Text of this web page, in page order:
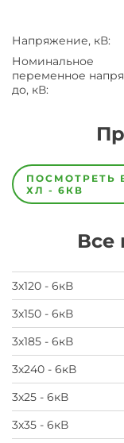
Напряжение, кВ:
Номинальное
переменное
до, кВ:
Завод Завод-
изготовитель
предпочел
на
завод
ПОСМОТРЕТЬ
ХЛ - 6КВ
Все
3х120 - 6кВ
3х150 - 6кВ
3х185 - 6кВ
3х240 - 6кВ
3х25 - 6кВ
3х35 - 6кВ